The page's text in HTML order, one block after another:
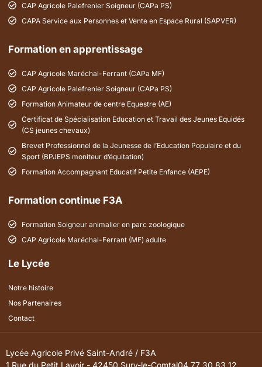
CAP Agricole Palefrenier Soigneur (CAPa PS)
CAPA Service aux Personnes et Vente en Espace Rural (SAPVER)
Formation en apprentissage
CAP Agricole Maréchal-Ferrant (CAPa MF)
CAP Agricole Palefrenier Soigneur (CAPa PS)
Formation Animateur de centre Equestre (AE)
Certificat de Spécialisation Education et Travail des Jeunes Equidés
(CS jeunes chevaux)
Brevet Professionnel de la Jeunesse de l’Education Populaire et du
Sport (BPJEPS moniteur d’équitation)
Formation Accompagnant Educatif Petite Enfance (AEPE)
Formation continue F3A
Formation Soigneur animalier en parc zoologique
CAP Agricole Maréchal-Ferrant (MF) adulte
Le Lycée
Notre histoire
Nos Partenaires
Contact
Lycée Agricole Privé Saint-André / F3A
1 Rue du Petit Lavoir - 42450 Sury-le-Comtal04 77 30 83 12